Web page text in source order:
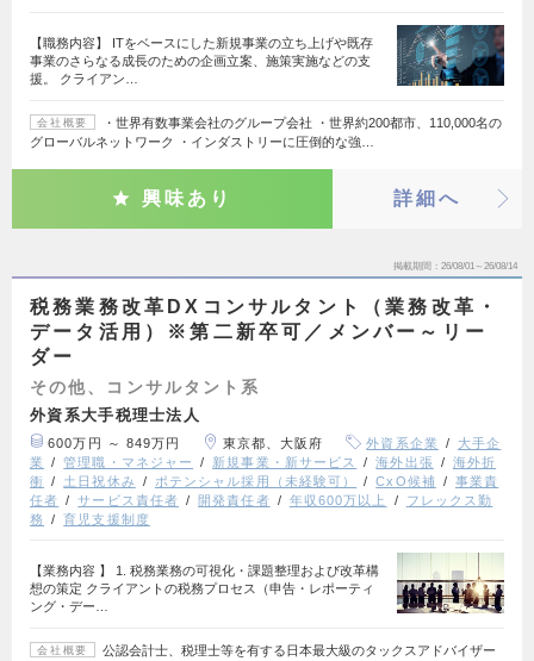
【職務内容】 ITをベースにした新規事業の立ち上げや既存
事業のさらなる成長のための企画立案、施策実施などの支
援。 クライアン…
会社概要
・世界有数事業会社のグループ会社 ・世界約200都市、110,000名の
グローバルネットワーク ・インダストリーに圧倒的な強…
興味あり 詳細へ
掲載期間 26/08/01～26/08/14
税務業務改革DXコンサルタント（業務改革・
データ活用）※第二新卒可／メンバー～リー
ダー
その他、コンサルタント系
外資系大手税理士法人
600万円 ～ 849万円 東京都、大阪府 外資系企業
大手企
業
管理職・マネジャー 新規事業・新サービス 海外出張
海外折
衝
土日祝休み ポテンシャル採用（未経験可） CxO候補
事業責
任者
サービス責任者 開発責任者 年収600万以上
フレックス勤
務
育児支援制度
【業務内容 】 1. 税務業務の可視化・課題整理および改革構
想の策定 クライアントの税務プロセス（申告・レポーティ
ング・デー…
会社概要
公認会計士、税理士等を有する日本最大級のタックスアドバイザー